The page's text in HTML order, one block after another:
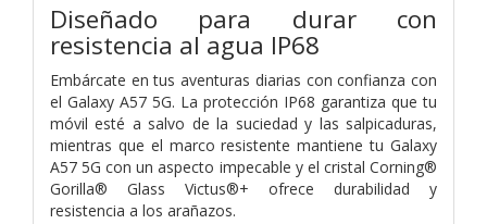
Diseñado para durar con
resistencia al agua IP68
Embárcate en tus aventuras diarias con confianza con
el Galaxy A57 5G. La protección IP68 garantiza que tu
móvil esté a salvo de la suciedad y las salpicaduras,
mientras que el marco resistente mantiene tu Galaxy
A57 5G con un aspecto impecable y el cristal Corning®
Gorilla® Glass Victus®+ ofrece durabilidad y
resistencia a los arañazos.